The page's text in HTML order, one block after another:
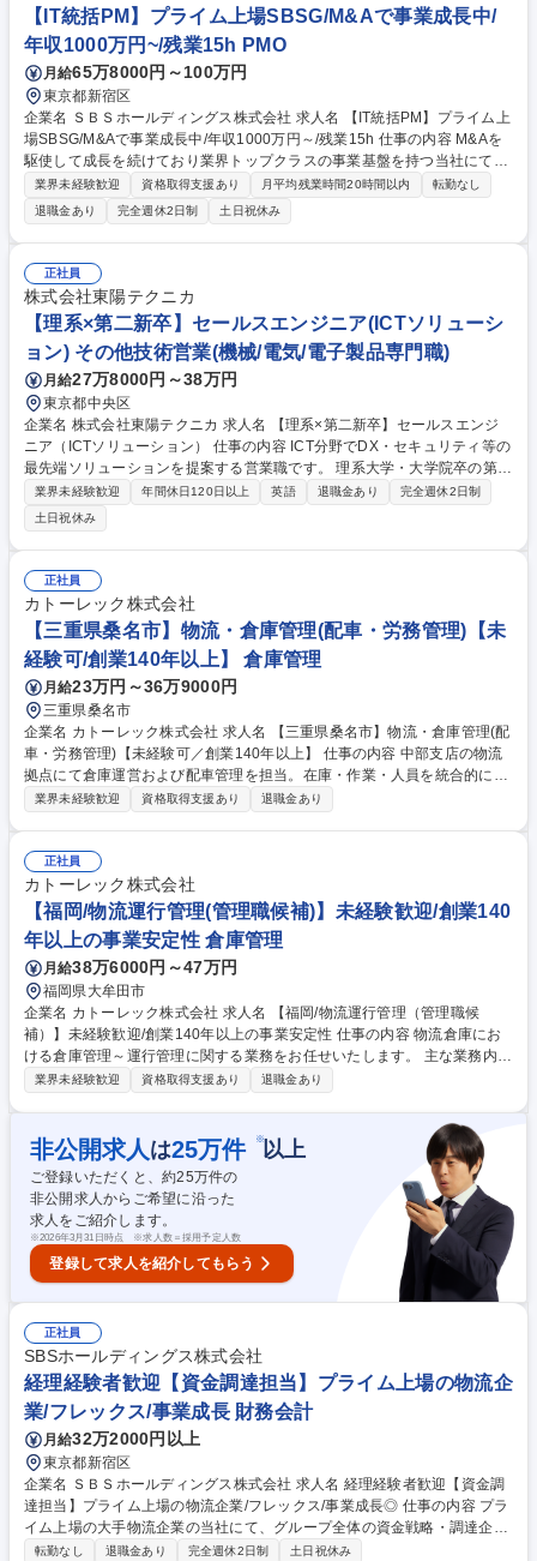
【IT統括PM】プライム上場SBSG/M&Aで事業成長中/
年収1000万円~/残業15h PMO
月給65万8000円～100万円
東京都新宿区
企業名 ＳＢＳホールディングス株式会社 求人名 【IT統括PM】プライム上
場SBSG/M&Aで事業成長中/年収1000万円～/残業15h 仕事の内容 M&Aを
駆使して成長を続けており業界トップクラスの事業基盤を持つ当社にて、
M&A案件におけるIT領域の全体統括をお任せいたします。豊富なPM経験
と育成スキルを活かし、事業の統合と成長をリードいただきます。 【【主
な業務】■M&A案件におけるIT領域（複数分科会）の進捗・課題管理の全
体統括 └管理会計、人事管理、倉庫管理、物流システム、ネットワーク、
インフラ基盤、グループウェアなど ■M&A対象会社のIT領域の情報を収集
し、弊グループへの統合方針作成・計画作成とエスカレーション ■進捗停
滞や論点が錯綜している領域に対する、適切な指示出し・是正 ■買収先企
業・関係会社との調整における、IT観点での説明・折衝支援 募集職種 【IT
統括PM】プライム上場SBSG/M&Aで事業成長中/年収1000万円～/残業15
h
業界未経験歓迎 資格取得支援あり 月平均残業時間20時間以内
転勤なし
退職金あり
完全週休2日制 土日祝休み
正社員
株式会社東陽テクニカ
【理系×第二新卒】セールスエンジニア(ICTソリューシ
ョン) その他技術営業(機械/電気/電子製品専門職)
月給27万8000円～38万円
東京都中央区
企業名 株式会社東陽テクニカ 求人名 【理系×第二新卒】セールスエンジ
ニア（ICTソリューション） 仕事の内容 ICT分野でDX・セキュリティ等の
最先端ソリューションを提案する営業職です。 理系大学・大学院卒の第二
新卒の方を対象に、ネットワーク運用やDX（セキュリティ・3D映像・デ
ジタル放送）などICT基盤向けソリューション営業をご担当いただきま
す。市場調査や顧客ヒアリングを通じて課題を把握し、製品提案からメー
カー折衝、社内連携まで主体的に担っていただきます。 募集職種 【理系×
第二新卒】セールスエンジニア（ICTソリューション）
業界未経験歓迎 年間休日120日以上 英語 退職金あり
完全週休2日制
土日祝休み
正社員
カトーレック株式会社
【三重県桑名市】物流・倉庫管理(配車・労務管理)【未
経験可/創業140年以上】 倉庫管理
月給23万円～36万9000円
三重県桑名市
企業名 カトーレック株式会社 求人名 【三重県桑名市】物流・倉庫管理(配
車・労務管理)【未経験可／創業140年以上】 仕事の内容 中部支店の物流
拠点にて倉庫運営および配車管理を担当。在庫・作業・人員を統合的に管
理し、生産性向上と配送効率最大化を目指します。現場理解からスター
配車組みの実施 ■倉庫内作業の管理およびスタッフの労務管理 ■在庫管理
と入出荷オペレーションの統括 ■作業効率化・人員配置の見直し等の改善
活動 ■顧客との入出荷調整、アルバイトのシフト管理 募集職種 【三重県
桑名市】物流・倉庫管理(配車・労務管理)【未経験可／創業140年以上】
業界未経験歓迎 資格取得支援あり 退職金あり
正社員
カトーレック株式会社
【福岡/物流運行管理(管理職候補)】未経験歓迎/創業140
年以上の事業安定性 倉庫管理
月給38万6000円～47万円
福岡県大牟田市
企業名 カトーレック株式会社 求人名 【福岡/物流運行管理（管理職候
補）】未経験歓迎/創業140年以上の事業安定性 仕事の内容 物流倉庫にお
ける倉庫管理～運行管理に関する業務をお任せいたします。 主な業務内容
は下記の通りです。 ■倉庫管理作業および作業スタッフの管理(業務および
作業品質管理 ■輸送業者の車両手配 など ※配車管理は無し（提携先等に
車両の依頼を主としている為） 募集職種 【福岡/物流運行管理（管理職候
補）】未経験歓迎/創業140年以上の事業安定性
業界未経験歓迎 資格取得支援あり 退職金あり
非公開求人 は25万件 ※以上
ご登録いただくと、約25万件の
非公開求人からご希望に沿った
求人をご紹介します。
※2026年3月31日時点 ※求人数＝採用予定人数
登録して求人を紹介してもらう
正社員
SBSホールディングス株式会社
経理経験者歓迎【資金調達担当】プライム上場の物流企
業/フレックス/事業成長 財務会計
月給32万2000円以上
東京都新宿区
企業名 ＳＢＳホールディングス株式会社 求人名 経理経験者歓迎【資金調
達担当】プライム上場の物流企業/フレックス/事業成長◎ 仕事の内容 プラ
イム上場の大手物流企業の当社にて、グループ全体の資金戦略・調達企画
をお任せします。経理経験を活かしながら、財務諸表の数字を起点に経営
転勤なし 退職金あり 完全週休2日制 土日祝休み